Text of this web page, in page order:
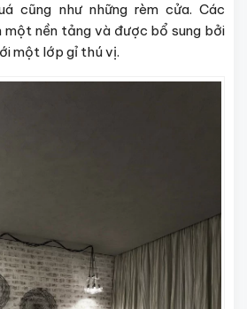
cũng như những rèm cửa. Các
một nền tảng và được bổ sung bởi
một lớp gỉ thú vị.